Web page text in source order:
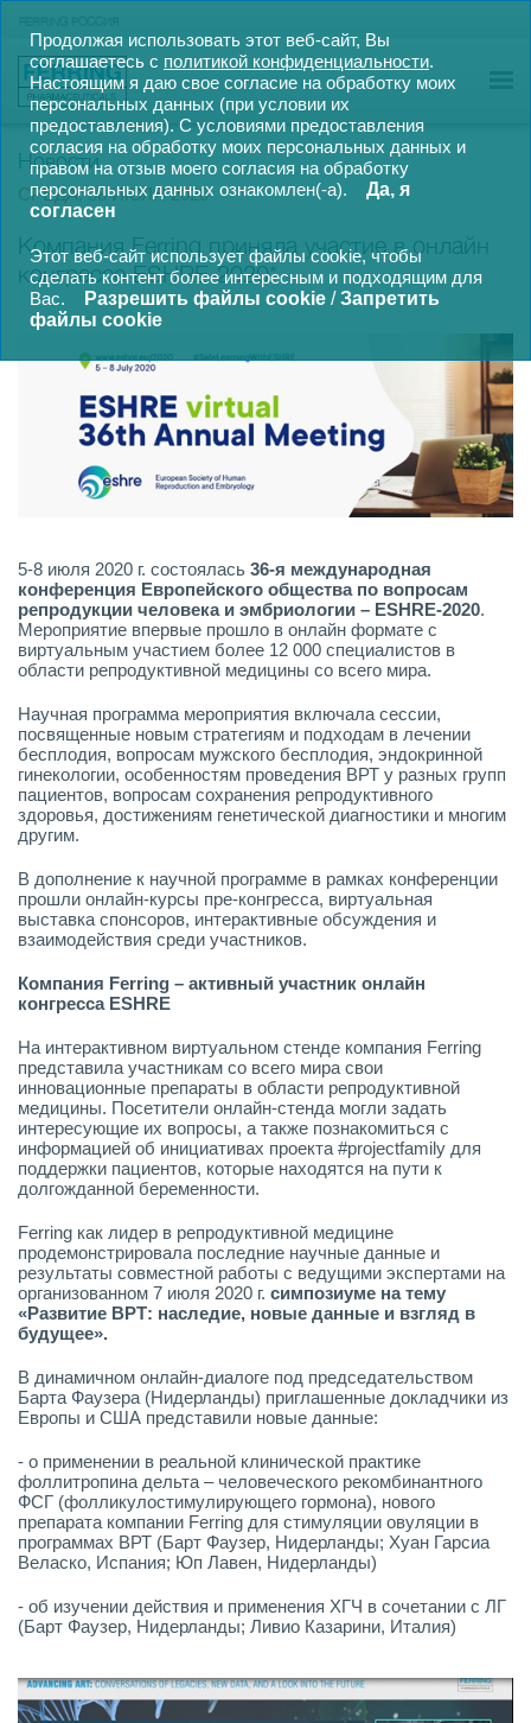
Продолжая использовать этот веб-сайт, Вы
соглашаетесь с политикой конфиденциальности.
Настоящим я даю свое согласие на обработку моих
персональных данных (при условии их
предоставления). С условиями предоставления
согласия на обработку моих персональных данных и
правом на отзыв моего согласия на обработку
персональных данных ознакомлен(-а).
Да, я
согласен
Этот веб-сайт использует файлы cookie, чтобы
сделать контент более интересным и подходящим для
Вас.
Разрешить файлы cookie /Запретить
файлы cookie
Новости
СРЕДА, 08 ИЮЛЯ 2020
Компания Ferring приняла участие в онлайн
конгрессе ESHRE-2020*
5-8 июля 2020 г. состоялась 36-я международная
конференция Европейского общества по вопросам
репродукции человека и эмбриологии – ESHRE-2020.
Мероприятие впервые прошло в онлайн формате с
виртуальным участием более 12 000 специалистов в
области репродуктивной медицины со всего мира.
Научная программа мероприятия включала сессии,
посвященные новым стратегиям и подходам в лечении
бесплодия, вопросам мужского бесплодия, эндокринной
гинекологии, особенностям проведения ВРТ у разных групп
пациентов, вопросам сохранения репродуктивного
здоровья, достижениям генетической диагностики и многим
другим.
В дополнение к научной программе в рамках конференции
прошли онлайн-курсы пре-конгресса, виртуальная
выставка спонсоров, интерактивные обсуждения и
взаимодействия среди участников.
Компания Ferring – активный участник онлайн
конгресса ESHRE
На интерактивном виртуальном стенде компания Ferring
представила участникам со всего мира свои
инновационные препараты в области репродуктивной
медицины. Посетители онлайн-стенда могли задать
интересующие их вопросы, а также познакомиться с
информацией об инициативах проекта #projectfamily для
поддержки пациентов, которые находятся на пути к
долгожданной беременности.
Ferring как лидер в репродуктивной медицине
продемонстрировала последние научные данные и
результаты совместной работы с ведущими экспертами на
организованном 7 июля 2020 г. симпозиуме на тему
«Развитие ВРТ: наследие, новые данные и взгляд в
будущее».
В динамичном онлайн-диалоге под председательством
Барта Фаузера (Нидерланды) приглашенные докладчики из
Европы и США представили новые данные:
- о применении в реальной клинической практике
фоллитропина дельта – человеческого рекомбинантного
ФСГ (фолликулостимулирующего гормона), нового
препарата компании Ferring для стимуляции овуляции в
программах ВРТ (Барт Фаузер, Нидерланды; Хуан Гарсиа
Веласко, Испания; Юп Лавен, Нидерланды)
- об изучении действия и применения ХГЧ в сочетании с ЛГ
(Барт Фаузер, Нидерланды; Ливио Казарини, Италия)